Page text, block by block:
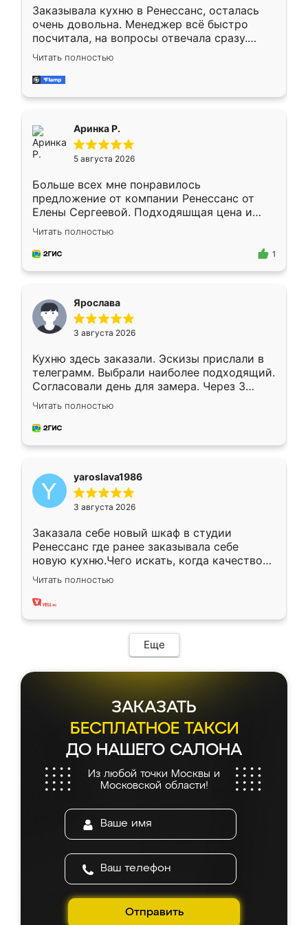
Заказывала кухню в Ренессанс, осталась
очень довольна. Менеджер всё быстро
посчитала, на вопросы отвечала сразу.
Замерщик приехал в субботу, подошёл к
делу со всей ответственностью. Собрали
за день, ребята работали аккуратно, даже
Читать полностью
Аринка Р.
5 августа 2026
Больше всех мне понравилось
предложение от компании Ренессанс от
Елены Сергеевой. Подходяшщая цена и
короткие сроки изготовления. Приехавший
для замера сотрудник Владислав
предложил по моему эскизу самый
Читать полностью
1
Ярослава
3 августа 2026
Кухню здесь заказали. Эскизы прислали в
телеграмм. Выбрали наиболее подходящий.
Согласовали день для замера. Через 3
недели кухня была уже готова. Остались
довольны работой. Спасибо Ренессанс
мебель за качественную работу!
Читать полностью
yaroslava1986
3 августа 2026
Заказала себе новый шкаф в студии
Ренессанс где ранее заказывала себе
новую кухню.Чего искать, когда качеством
вполне довольна. Служит кухня уже почти
два года, нареканий нет.
Читать полностью
Еще
ЗАКАЗАТЬ
БЕСПЛАТНОЕ ТАКСИ
ДО НАШЕГО САЛОНА
Из любой точки Москвы и
Московской области!
Отправить